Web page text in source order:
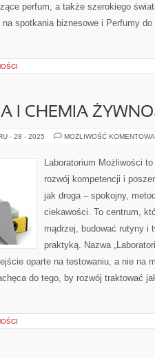
perfum, a także szerokiego
spotkania biznesowe i Perfumy do
I CHEMIA
- 28 - 2025 MOŻLIWOŚĆ
Laboratorium Możliwości
rozwój kompetencji i
jak droga – spokojny,
ciekawości. To centrum,
mądrzej, budować rutyny i
praktyką. Nazwa
oparte na testowaniu, a nie na
do tego, by rozwój traktować